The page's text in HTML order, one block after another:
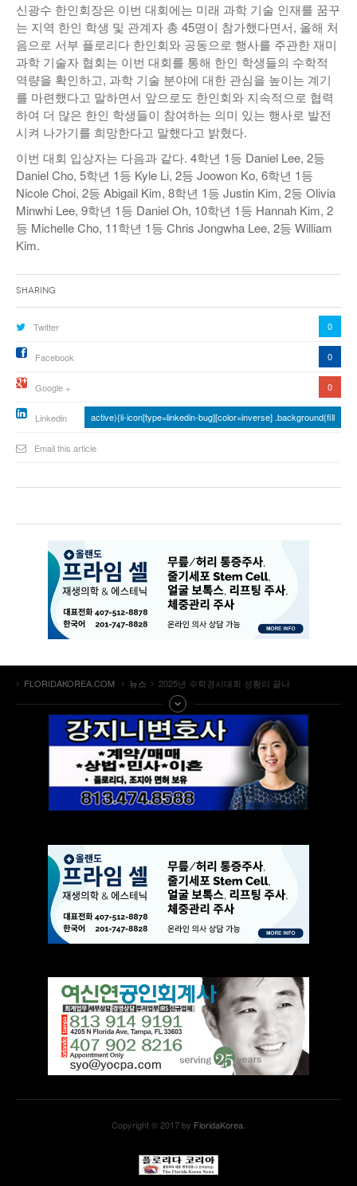
신광수 한인회장은 이번 대회에는 미래 과학 기술 인재를 꿈꾸
는 지역 한인 학생 및 관계자 총 45명이 참가했다면서, 올해 처
음으로 서부 플로리다 한인회와 공동으로 행사를 주관한 재미
과학 기술자 협회는 이번 대회를 통해 한인 학생들의 수학적
역량을 확인하고, 과학 기술 분야에 대한 관심을 높이는 계기
를 마련했다고 말하면서 앞으로도 한인회와 지속적으로 협력
하여 더 많은 한인 학생들이 참여하는 의미 있는 행사로 발전
시켜 나가기를 희망한다고 말했다고 밝혔다.
이번 대회 입상자는 다음과 같다. 4학년 1등 Daniel Lee, 2등
Daniel Cho, 5학년 1등 Kyle Li, 2등 Joowon Ko, 6학년 1등
Nicole Choi, 2등 Abigail Kim, 8학년 1등 Justin Kim, 2등 Olivia
Minwhi Lee, 9학년 1등 Daniel Oh, 10학년 1등 Hannah Kim, 2
등 Michelle Cho, 11학년 1등 Chris Jongwha Lee, 2등 William
Kim.
Sharing
Twitter 0
Facebook 0
Google + 0
Linkedin active){li-icon[type=linkedin-bug][color=inverse] .background{fill
Email this article
FLORIDAKOREA.COM 뉴스 2025년 수학경시대회 성황리 끝나
Copyright © 2017 by FloridaKorea